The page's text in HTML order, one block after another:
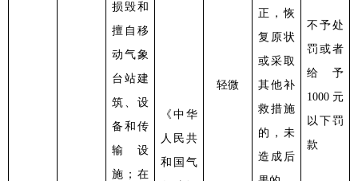
损毁和
擅自移
动气象
台站建
筑、设
备和传
输设
施；在
《中华
人民共
和国气
轻微
正，恢
复原状
或采取
其他补
救措施
的，未
造成后
不予处
罚或者
给予
1000元
以下罚
款